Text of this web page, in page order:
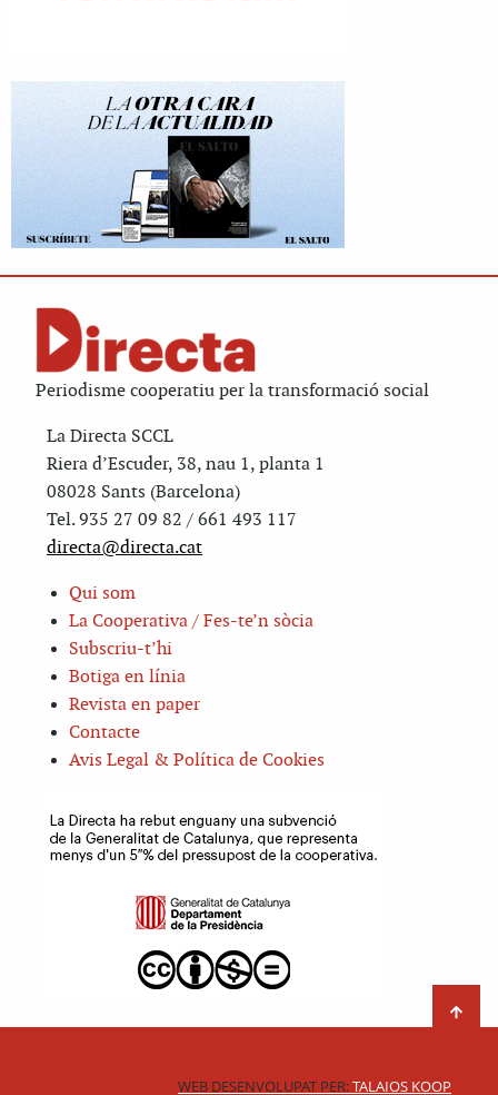
Periodisme cooperatiu per la transformació social
La Directa SCCL
Riera d’Escuder, 38, nau 1, planta 1
08028 Sants (Barcelona)
Tel. 935 27 09 82 / 661 493 117
directa@directa.cat
Qui som
La Cooperativa / Fes-te’n sòcia
Subscriu-t’hi
Botiga en línia
Revista en paper
Contacte
Avis Legal & Política de Cookies
WEB DESENVOLUPAT PER:TALAIOS KOOP